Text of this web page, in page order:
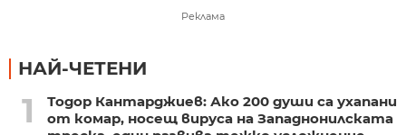
Реклама
НАЙ-ЧЕТЕНИ
1
Тодор Кантарджиев: Ако 200 души са ухапани
от комар, носещ вируса на Западнонилската